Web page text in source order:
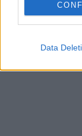
Data